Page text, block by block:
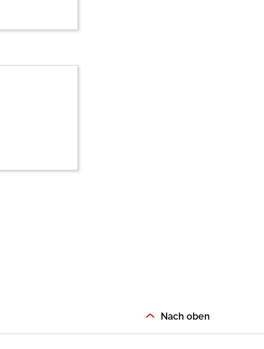
Nach oben